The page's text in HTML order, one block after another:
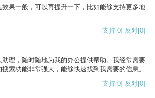
效果一般，可以再提升一下，比如能够支持更多地
支持[0] 反对[0]
助理，随时随地为我的办公提供帮助。我经常需要
索功能非常强大，能够快速找到我需要的信息。
支持[0] 反对[0]